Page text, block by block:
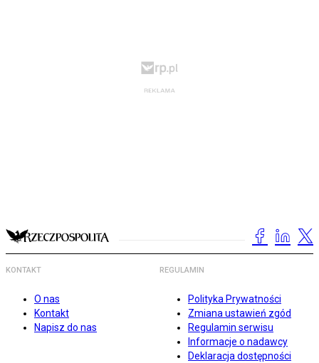
KONTAKT
O nas
Kontakt
Napisz do nas
REGULAMIN
Polityka Prywatności
Zmiana ustawień zgód
Regulamin serwisu
Informacje o nadawcy
Deklaracja dostępności